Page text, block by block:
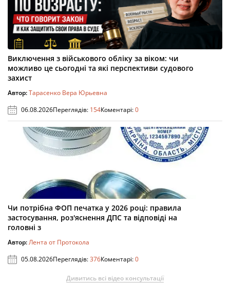
Виключення з військового обліку за віком: чи
можливо це сьогодні та які перспективи судового
захист
Автор:Тарасенко Вера Юрьевна
06.08.2026Переглядів: 154Коментарі:0
Чи потрібна ФОП печатка у 2026 році: правила
застосування, роз'яснення ДПС та відповіді на
головні з
Автор:Лента от Протокола
05.08.2026Переглядів:376Коментарі:0
Дивитись всі відео консультації